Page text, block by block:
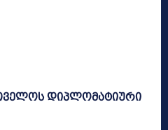
დიპლომატიური